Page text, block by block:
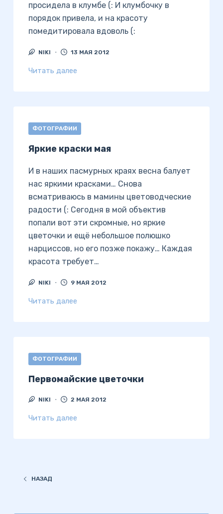
просидела в клумбе (: И клумбочку в
порядок привела, и на красоту
помедитировала вдоволь (:
NIKI 13 МАЯ 2012
Читать далее
ФОТОГРАФИИ
Яркие краски мая
И в наших пасмурных краях весна балует
нас яркими красками… Снова
всматриваюсь в мамины цветоводческие
радости (: Сегодня в мой объектив
попали вот эти скромные, но яркие
цветочки и ещё небольшое полюшко
нарциссов, но его позже покажу… Каждая
красота требует…
NIKI 9 МАЯ 2012
Читать далее
ФОТОГРАФИИ
Первомайские цветочки
NIKI 2 МАЯ 2012
Читать далее
НАЗАД